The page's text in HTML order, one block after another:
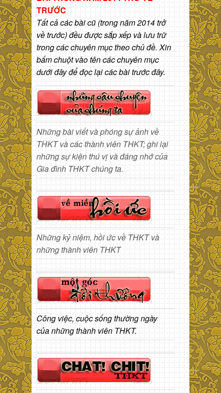
TRƯỚC
Tất cả các bài cũ (trong năm 2014 trở
về trước) đều được sắp xếp và lưu trữ
trong các chuyên mục theo chủ đề. Xin
bấm chuột vào tên các chuyên mục
dưới đây để đọc lại các bài trước đây.
Những bài viết và phóng sự ảnh về
THKT và các thành viên THKT; ghi lại
những sự kiện thú vị và đáng nhớ của
Gia đình THKT chúng ta.
Những kỷ niệm, hồi ức về THKT và
những thành viên THKT
Công việc, cuộc sống thường ngày
của những thành viên THKT.